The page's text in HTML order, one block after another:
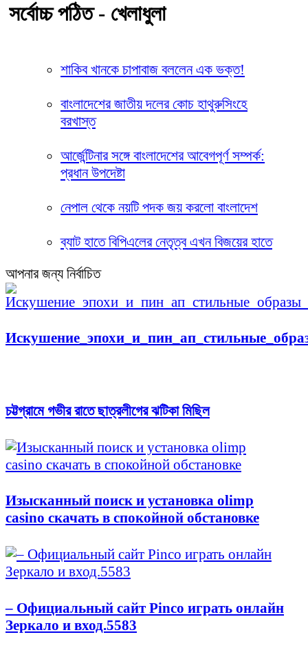
সর্বোচ্চ পঠিত - খেলাধুলা
শাকিব খানকে চাপাবাজ বললেন এক ভক্ত!
বাংলাদেশের জাতীয় দলের কোচ হাথুরুসিংহে
বরখাস্ত
আর্জেন্টিনার সঙ্গে বাংলাদেশের আবেগপূর্ণ সম্পর্ক:
প্রধান উপদেষ্টা
নেপাল থেকে নয়টি পদক জয় করলো বাংলাদেশ
ব্যাট হাতে বিপিএলের নেতৃত্ব এখন বিজয়ের হাতে
আপনার জন্য নির্বাচিত
চট্টগ্রামে গভীর রাতে ছাত্রলীগের ঝটিকা মিছিল
Изысканный поиск и установка olimp
casino скачать в спокойной обстановке
– Официальный сайт Pinco играть онлайн
Зеркало и вход.5583